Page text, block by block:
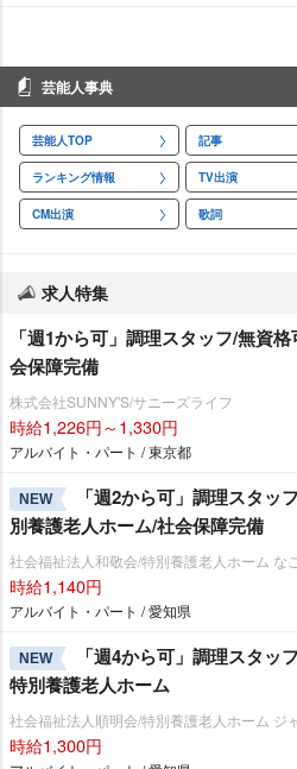
芸能人事典
芸能人TOP 記事
ランキング情報 TV出演
CM出演 歌詞
求人特集
「週1から可」調理スタッフ/無資
会保障完備
株式会社SUNNY'S/サニーズライフ
時給1,226円～1,330円
アルバイト・パート / 東京都
NEW
「週2から可」調理スタッ
別養護老人ホーム/社会保障完備
社会福祉法人和敬会/特別養護老人ホーム な
時給1,140円
アルバイト・パート / 愛知県
NEW
「週4から可」調理スタッ
特別養護老人ホーム
社会福祉法人順明会/特別養護老人ホーム ジ
時給1,300円